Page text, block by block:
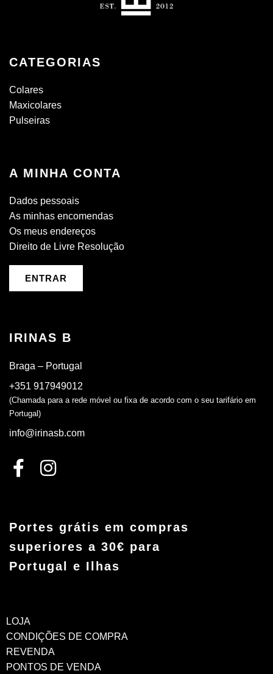
CATEGORIAS
Colares
Maxicolares
Pulseiras
A MINHA CONTA
Dados pessoais
As minhas encomendas
Os meus endereços
Direito de Livre Resolução
ENTRAR
IRINAS B
Braga – Portugal
+351 917949012
(Chamada para a rede móvel ou fixa de acordo com o seu tarifário em
Portugal)
info@irinasb.com
Portes grátis em compras
superiores a 30€ para
Portugal e Ilhas
LOJA
CONDIÇÕES DE COMPRA
REVENDA
PONTOS DE VENDA